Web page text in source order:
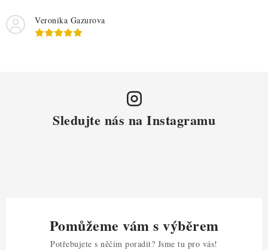
Veronika Gazurova
Sledujte nás na Instagramu
Pomůžeme vám s výběrem
Potřebujete s něčím poradit? Jsme tu pro vás!